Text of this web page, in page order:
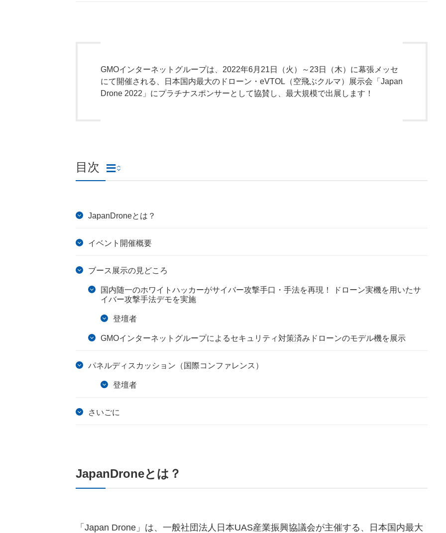
GMOインターネットグループは、2022年6月21日（火）～23日（木）に幕張メッセ
にて開催される、日本国内最大のドローン・eVTOL（空飛ぶクルマ）展示会「Japan
Drone 2022」にプラチナスポンサーとして協賛し、最大規模で出展します！
目次
JapanDroneとは？
イベント開催概要
ブース展示の見どころ
国内随一のホワイトハッカーがサイバー攻撃手口・手法を再現！ ドローン実機を用いたサ
イバー攻撃手法デモを実施
登壇者
GMOインターネットグループによるセキュリティ対策済みドローンのモデル機を展示
パネルディスカッション（国際コンファレンス）
登壇者
さいごに
JapanDroneとは？
「Japan Drone」は、一般社団法人日本UAS産業振興協議会が主催する、日本国内最大